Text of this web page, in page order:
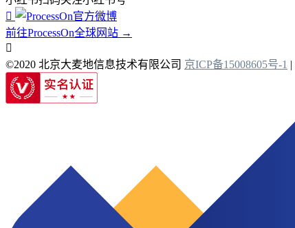

前往ProcessOn全球网站 →

©2020 北京大麦地信息技术有限公司 京ICP备15008605号-1 |